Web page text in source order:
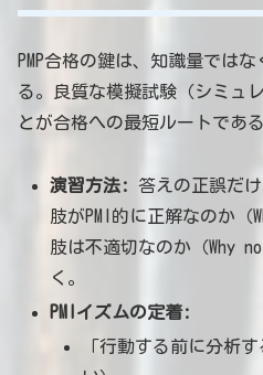
PMP合格の鍵は、知識量では
る。良質な模擬試験（シミュ
とが合格への最短ルートである
演習方法:
答えの正誤だ
肢がPMI的に正解なのか（
肢は不適切なのか（Why
く。
PMIイズムの定着:
「行動する前に分析